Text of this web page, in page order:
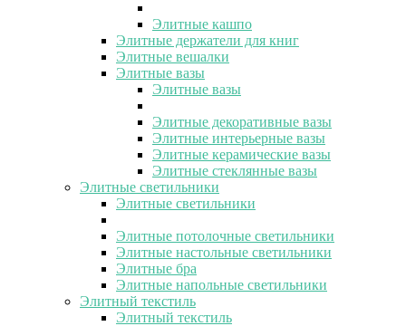
Элитные кашпо
Элитные держатели для книг
Элитные вешалки
Элитные вазы
Элитные вазы
Элитные декоративные вазы
Элитные интерьерные вазы
Элитные керамические вазы
Элитные стеклянные вазы
Элитные светильники
Элитные светильники
Элитные потолочные светильники
Элитные настольные светильники
Элитные бра
Элитные напольные светильники
Элитный текстиль
Элитный текстиль